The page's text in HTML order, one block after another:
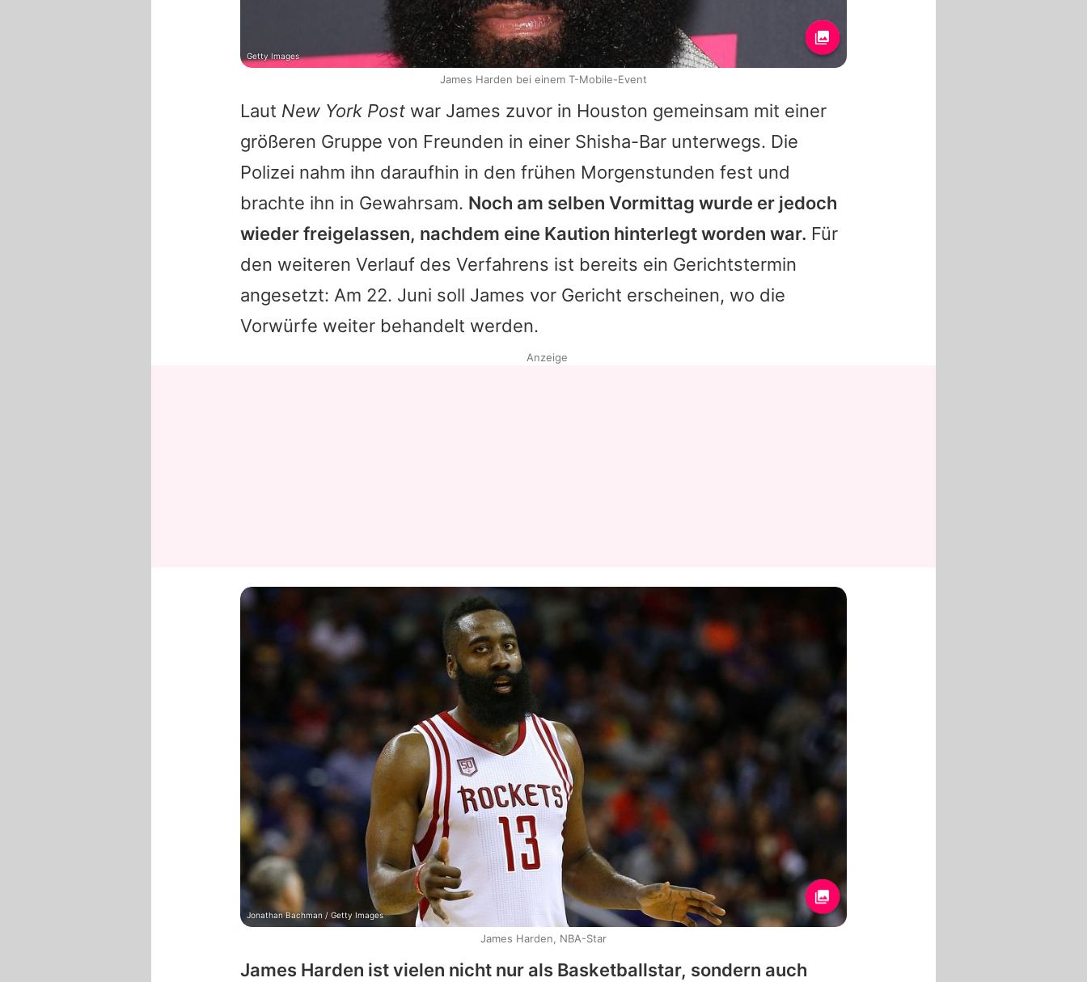
Laut New York Post war James zuvor in Houston gemeinsam mit einer
größeren Gruppe von Freunden in einer Shisha-Bar unterwegs. Die
Polizei nahm ihn daraufhin in den frühen Morgenstunden fest und
brachte ihn in Gewahrsam. Noch am selben Vormittag wurde er jedoch
wieder freigelassen, nachdem eine Kaution hinterlegt worden war. Für
den weiteren Verlauf des Verfahrens ist bereits ein Gerichtstermin
angesetzt: Am 22. Juni soll James vor Gericht erscheinen, wo die
Vorwürfe weiter behandelt werden.
James Harden ist vielen nicht nur als Basketballstar, sondern auch
Getty Images
James Harden bei einem T-Mobile-Event
Anzeige
Jonathan Bachman / Getty Images
James Harden, NBA-Star